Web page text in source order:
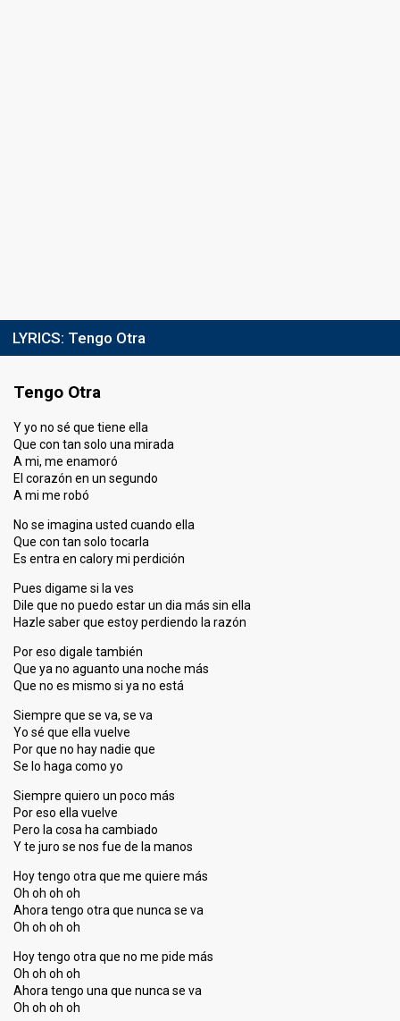
LYRICS: Tengo Otra
Tengo Otra
Y yo no sé que tiene ella
Que con tan solo una mirada
A mi, me enamoró
El corazón en un segundo
A mi me robó
No se imagina usted cuando ella
Que con tan solo tocarla
Es entra en calory mi perdición
Pues digame si la ves
Dile que no puedo estar un dia más sin ella
Hazle saber que estoy perdiendo la razón
Por eso digale también
Que ya no aguanto una noche más
Que no es mismo si ya no está
Siempre que se va, se va
Yo sé que ella vuelve
Por que no hay nadie que
Se lo haga como yo
Siempre quiero un poco más
Por eso ella vuelve
Pero la cosa ha cambiado
Y te juro se nos fue de la manos
Hoy tengo otra que me quiere más
Oh oh oh oh
Ahora tengo otra que nunca se va
Oh oh oh oh
Hoy tengo otra que no me pide más
Oh oh oh oh
Ahora tengo una que nunca se va
Oh oh oh oh